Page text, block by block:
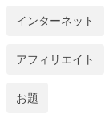
インターネット
アフィリエイト
お題